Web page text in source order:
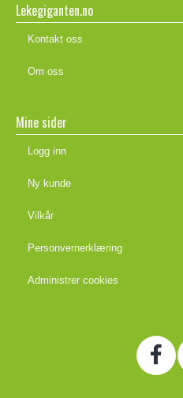
Lekegiganten.no
Kontakt oss
Om oss
Mine sider
Logg inn
Ny kunde
Vilkår
Personvernerklæring
Administrer cookies